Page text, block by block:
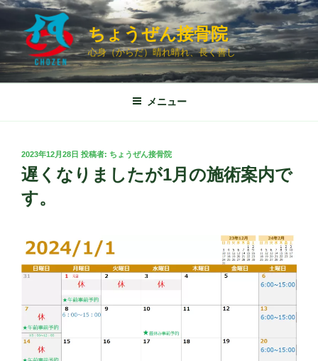
コ
ン
ツ
ちょうぜん接骨院
心身（からだ）晴れ晴れ、長く善し
メニュー
投
稿
日:
2023年12月28日 投稿者: ちょうぜん接骨院
遅くなりましたが1月の施術案内で
す。